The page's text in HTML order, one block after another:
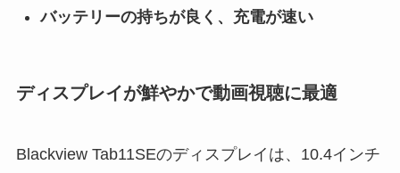
バッテリーの持ちが良く、充電が速い
ディスプレイが鮮やかで動画視聴に最適
Blackview Tab11SEのディスプレイは、10.4インチ